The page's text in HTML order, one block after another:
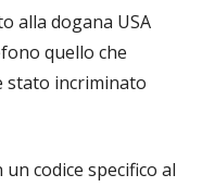
alla dogana USA
quello che
stato incriminato
un codice specifico al